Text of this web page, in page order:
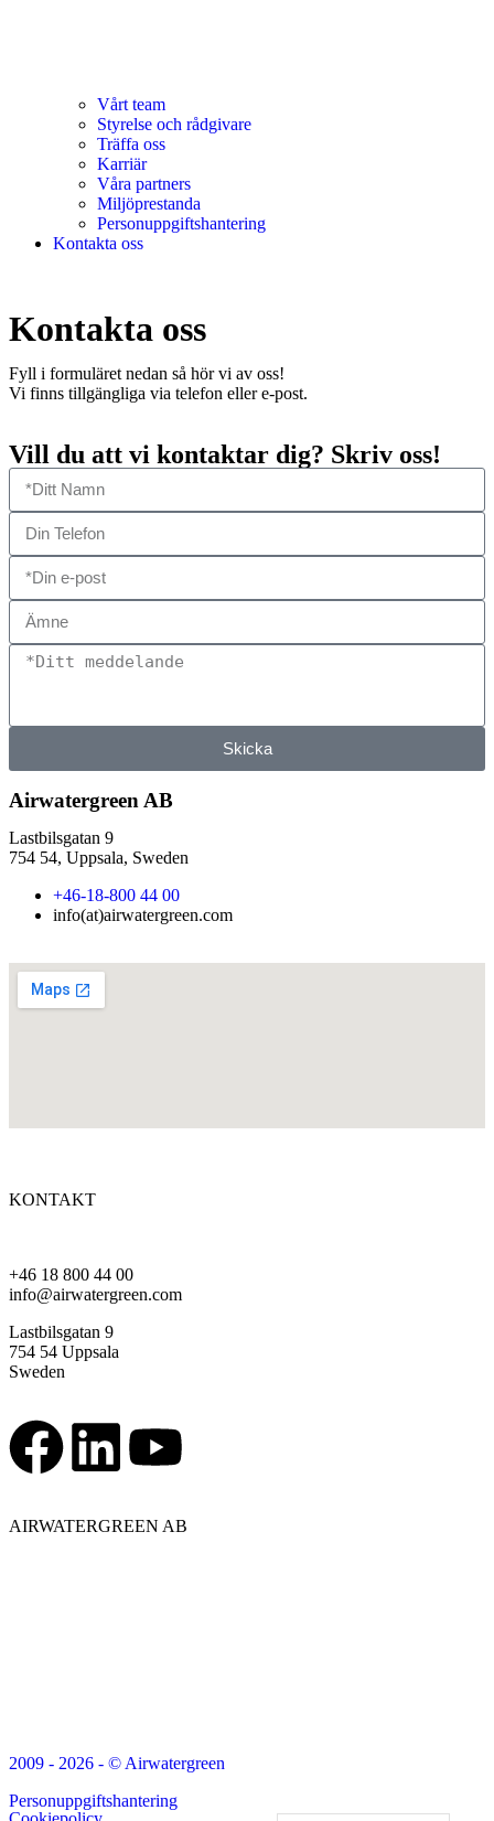
Vårt team
Styrelse och rådgivare
Träffa oss
Karriär
Våra partners
Miljöprestanda
Personuppgiftshantering
Kontakta oss
Kontakta oss
Fyll i formuläret nedan så hör vi av oss!
Vi finns tillgängliga via telefon eller e-post.
Vill du att vi kontaktar dig? Skriv oss!
Skicka
Airwatergreen AB
Lastbilsgatan 9
754 54, Uppsala, Sweden
+46-18-800 44 00
info(at)airwatergreen.com
KONTAKT
+46 18 800 44 00
info@airwatergreen.com
Lastbilsgatan 9
754 54 Uppsala
Sweden
AIRWATERGREEN AB
2009 - 2026 - © Airwatergreen
Personuppgiftshantering